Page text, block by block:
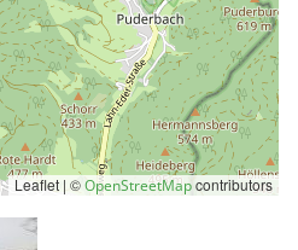
Leaflet | ©OpenStreetMapcontributors